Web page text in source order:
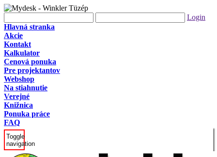
Login
Hlavná stranka
Akcie
Kontakt
Kalkulator
Cenová ponuka
Pre projektantov
Webshop
Na stiahnutie
Verejné
Knižnica
Ponuka práce
FAQ
Toggle
navigation